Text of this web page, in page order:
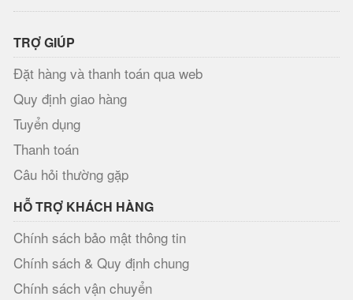
TRỢ GIÚP
Đặt hàng và thanh toán qua web
Quy định giao hàng
Tuyển dụng
Thanh toán
Câu hỏi thường gặp
HỖ TRỢ KHÁCH HÀNG
Chính sách bảo mật thông tin
Chính sách & Quy định chung
Chính sách vận chuyển